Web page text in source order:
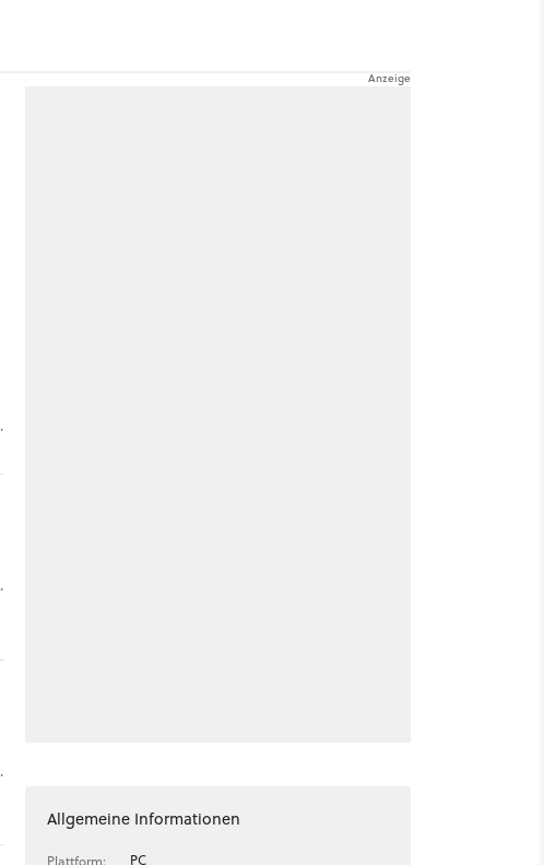
Allgemeine Informationen
Plattform:
PC